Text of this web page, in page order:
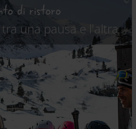
di ristoro
una pausa e l'altra